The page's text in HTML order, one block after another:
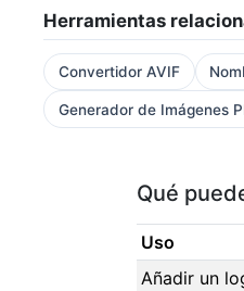
Herramientas
Convertidor AVIF
Generador de Imágenes
Qué
Uso
Añadir un